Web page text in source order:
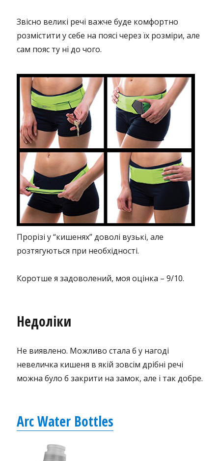
Звісно великі речі важче буде комфортно
розмістити у себе на поясі через їх розміри, але
сам пояс ту ні до чого.
Прорізі у “кишенях” доволі вузькі, але
розтягуються при необхідності.
Коротше я задоволений, моя оцінка – 9/10.
Недоліки
Не виявлено. Можливо стала б у нагоді
невеличка кишеня в якій зовсім дрібні речі
можна було б закрити на замок, але і так добре.
Arc Water Bottles